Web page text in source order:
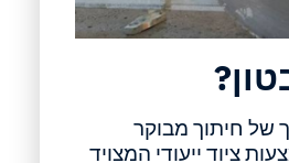
של חיתוך מבוקר
ציוד ייעודי המצויד